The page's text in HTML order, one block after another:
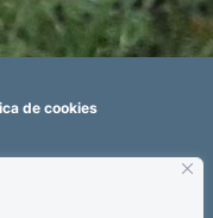
de cookies